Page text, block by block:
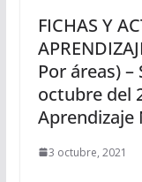
FICHAS Y
Por áreas) –
octubre del
Aprendizaje
3 octubre, 2021